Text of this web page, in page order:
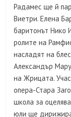
Радамес ще й
Виетри. Елена
баритонът Нико
ролите на
насладят на
Александър
на Жрицата.
опера-Стара
школа за
юли ще дирижира